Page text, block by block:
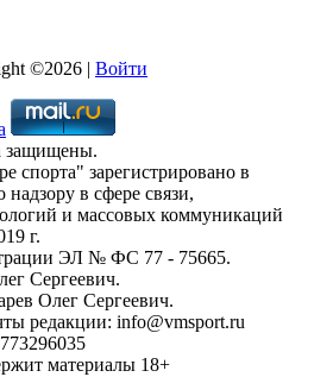
©2026 | Войти
защищены.
спорта" зарегистрировано в
в сфере связи,
и массовых коммуникаций
г.
ЭЛ № ФС 77 - 75665.
Сергеевич.
Олег Сергеевич.
редакции: info@vmsport.ru
материалы 18+